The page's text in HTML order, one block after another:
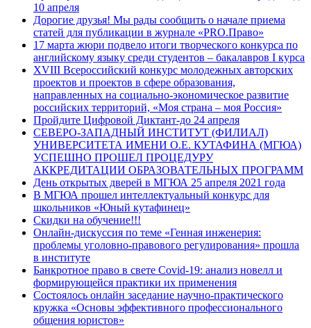
10 апреля
Дорогие друзья! Мы рады сообщить о начале приема
статей для публикации в журнале «PRO.Право»
17 марта жюри подвело итоги творческого конкурса по
английскому языку среди студентов – бакалавров I курса
XVIII Всероссийский конкурс молодежных авторских
проектов и проектов в сфере образования,
направленных на социально-экономическое развитие
российских территорий, «Моя страна – моя Россия»
Пройдите Цифровой Диктант-до 24 апреля
СЕВЕРО-ЗАПАДНЫЙ ИНСТИТУТ (ФИЛИАЛ)
УНИВЕРСИТЕТА ИМЕНИ О.Е. КУТАФИНА (МГЮА)
УСПЕШНО ПРОШЕЛ ПРОЦЕДУРУ
АККРЕДИТАЦИИ ОБРАЗОВАТЕЛЬНЫХ ПРОГРАММ
День открытых дверей в МГЮА 25 апреля 2021 года
В МГЮА прошел интеллектуальный конкурс для
школьников «Юный кутафинец»
Скидки на обучение!!!
Онлайн-дискуссия по теме «Генная инженерия:
проблемы уголовно-правового регулирования» прошла
в институте
Банкротное право в свете Covid-19: анализ новелл и
формирующейся практики их применения
Состоялось онлайн заседание научно-практического
кружка «Основы эффективного профессионального
общения юристов»